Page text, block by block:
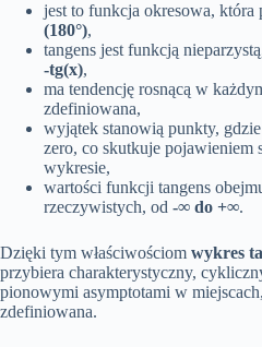
jest to funkcja okresowa,
(180°),
tangens jest funkcją
-tg(x),
ma tendencję rosnącą w
zdefiniowana,
wyjątek stanowią punkty,
zero, co skutkuje pojawieniem
wykresie,
wartości funkcji tangens
rzeczywistych, od -∞ do +∞.
Dzięki tym właściwościom wykres
przybiera charakterystyczny,
pionowymi asymptotami w
zdefiniowana.